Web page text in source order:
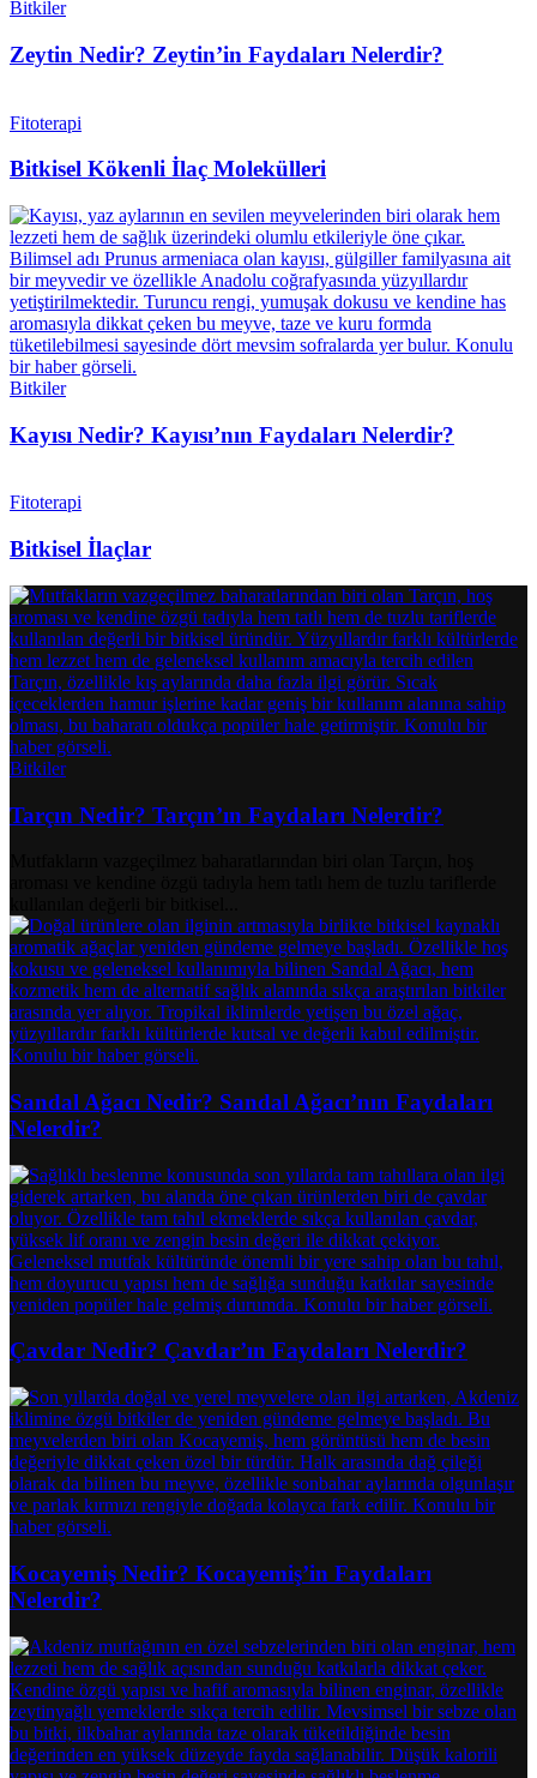
Bitkiler
Zeytin Nedir? Zeytin’in Faydaları Nelerdir?
Fitoterapi
Bitkisel Kökenli İlaç Molekülleri
Bitkiler
Kayısı Nedir? Kayısı’nın Faydaları Nelerdir?
Fitoterapi
Bitkisel İlaçlar
Bitkiler
Tarçın Nedir? Tarçın’ın Faydaları Nelerdir?
Sandal Ağacı Nedir? Sandal Ağacı’nın Faydaları
Nelerdir?
Çavdar Nedir? Çavdar’ın Faydaları Nelerdir?
Kocayemiş Nedir? Kocayemiş’in Faydaları
Nelerdir?